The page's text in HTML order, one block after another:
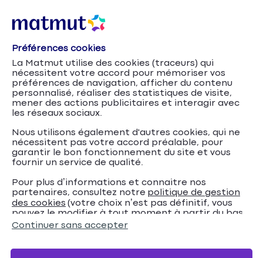
Accueil Mutuelle santé
Les conseils santé de la Mutuelle
Ociane Matmut
Conseils
Grossesse et maternité
: nos conseils pour vous
et votre bébé
Préférences cookies
La Matmut utilise des cookies (traceurs) qui
nécessitent votre accord pour mémoriser vos
préférences de navigation, afficher du contenu
personnalisé, réaliser des statistiques de visite,
mener des actions publicitaires et interagir avec
les réseaux sociaux.
Nous utilisons également d'autres cookies, qui ne
nécessitent pas votre accord préalable, pour
garantir le bon fonctionnement du site et vous
fournir un service de qualité.
Pour plus d’informations et connaitre nos
partenaires, consultez notre politique de gestion
des cookies (votre choix n’est pas définitif, vous
pouvez le modifier à tout moment à partir du bas
de page de notre site).
Continuer sans accepter